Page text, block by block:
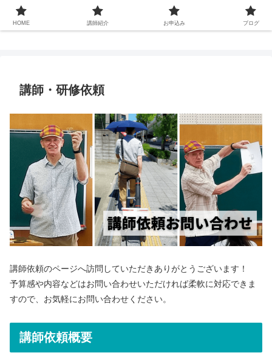
Sen Craft Wire English
講師・研修依頼
講師依頼のページへ訪問していただきありがとうございます！
予算感や内容などはお問い合わせいただければ柔軟に対応できま
すので、お気軽にお問い合わせください。
講師依頼概要
HOME 講師紹介 お申込み ブログ